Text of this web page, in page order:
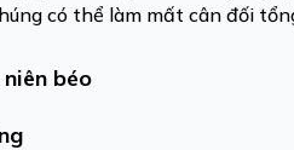
có thể làm mất cân đối
béo